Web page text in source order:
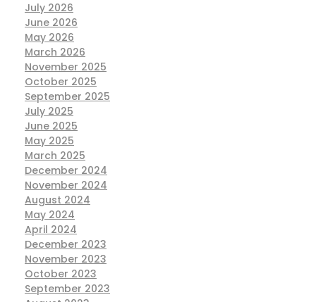
July 2026
June 2026
May 2026
March 2026
November 2025
October 2025
September 2025
July 2025
June 2025
May 2025
March 2025
December 2024
November 2024
August 2024
May 2024
April 2024
December 2023
November 2023
October 2023
September 2023